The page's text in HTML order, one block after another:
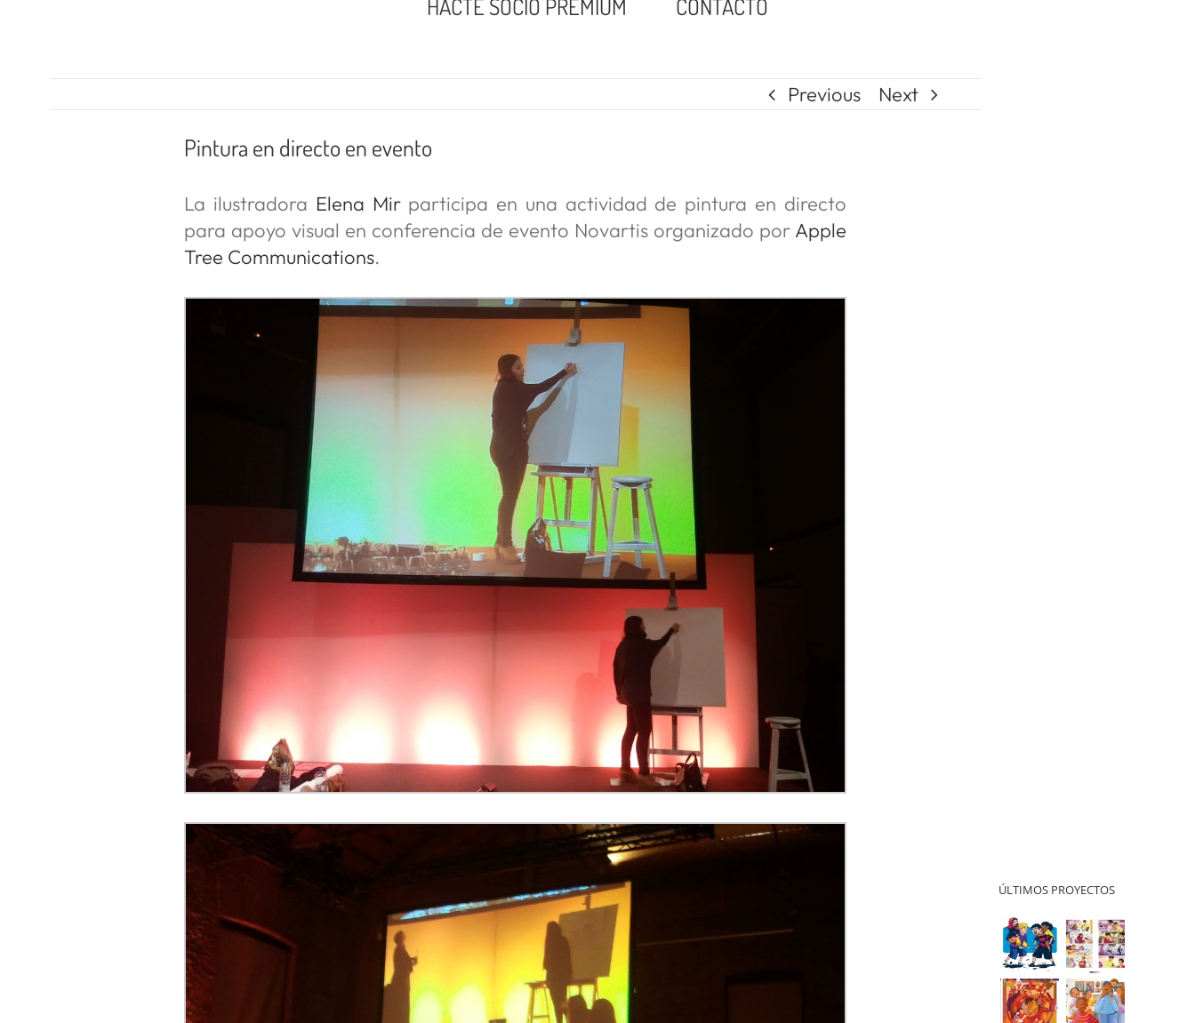
HACTE SOCIO PREMIUM
CONTACTO
Previous Next
Pintura en directo en evento
La ilustradora Elena Mirparticipa en una actividad de pintura en directo
para apoyo visual en conferencia de evento Novartis organizado por Apple
Tree Communications.
ÚLTIMOS PROYECTOS